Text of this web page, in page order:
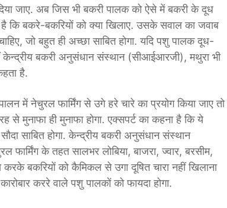
जाए. अब जिस भी बकरी पालक को ऐसे में बकरी के दूध
कि बकरे-बकरियों को क्या खिलाए. उसके सवाल का जवाब
जो बहुत ही अच्छा साबित होगा. यदि पशु पालक दूध-
केन्द्रीय बकरी अनुसंधान संस्थान (सीआईआरजी), मथुरा भी
है.
में नेचुरल फार्मिंग से उगे हरे चारे का प्रयोग किया जाए तो
मुनाफा ही मुनाफा होगा. एक्सपर्ट का कहना है कि ये
साबित होगा. केन्द्रीय बकरी अनुसंधान संस्थान
के तहत सालभर लोबिया, बाजरा, ज्वार, बरसीम,
बकरियों को कैमिकल से उगा दूषित चारा नहीं खिलाना
कररे वाले पशु पालकों को फायदा होगा.